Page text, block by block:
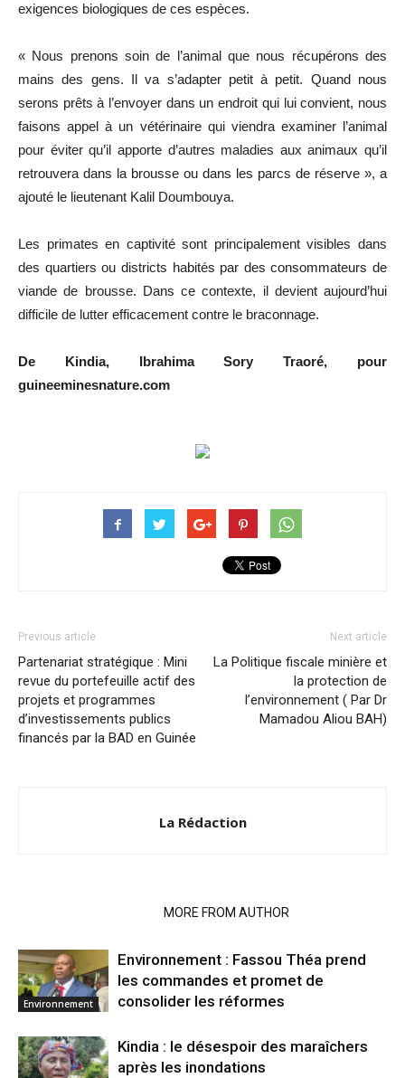
exigences biologiques de ces espèces.
« Nous prenons soin de l’animal que nous récupérons des
mains des gens. Il va s’adapter petit à petit. Quand nous
serons prêts à l’envoyer dans un endroit qui lui convient, nous
faisons appel à un vétérinaire qui viendra examiner l’animal
pour éviter qu’il apporte d’autres maladies aux animaux qu’il
retrouvera dans la brousse ou dans les parcs de réserve », a
ajouté le lieutenant Kalil Doumbouya.
Les primates en captivité sont principalement visibles dans
des quartiers ou districts habités par des consommateurs de
viande de brousse. Dans ce contexte, il devient aujourd’hui
difficile de lutter efficacement contre le braconnage.
De Kindia, Ibrahima Sory Traoré, pour
guineeminesnature.com
Previous article
Partenariat stratégique : Mini
revue du portefeuille actif des
projets et programmes
d’investissements publics
financés par la BAD en Guinée
Next article
La Politique fiscale minière et
la protection de
l’environnement ( Par Dr
Mamadou Aliou BAH)
La Rédaction
MORE FROM AUTHOR
Environnement
Environnement : Fassou Théa prend
les commandes et promet de
consolider les réformes
Kindia : le désespoir des maraîchers
après les inondations